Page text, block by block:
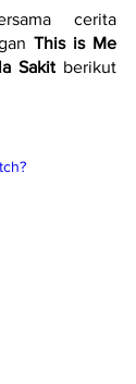
cerita
This is Me
Sakit berikut